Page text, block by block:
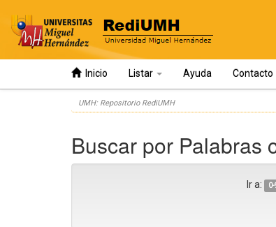
Inicio Listar Ayuda Contacto
UMH: Repositorio RediUMH
Buscar por Palabras
Ir a: